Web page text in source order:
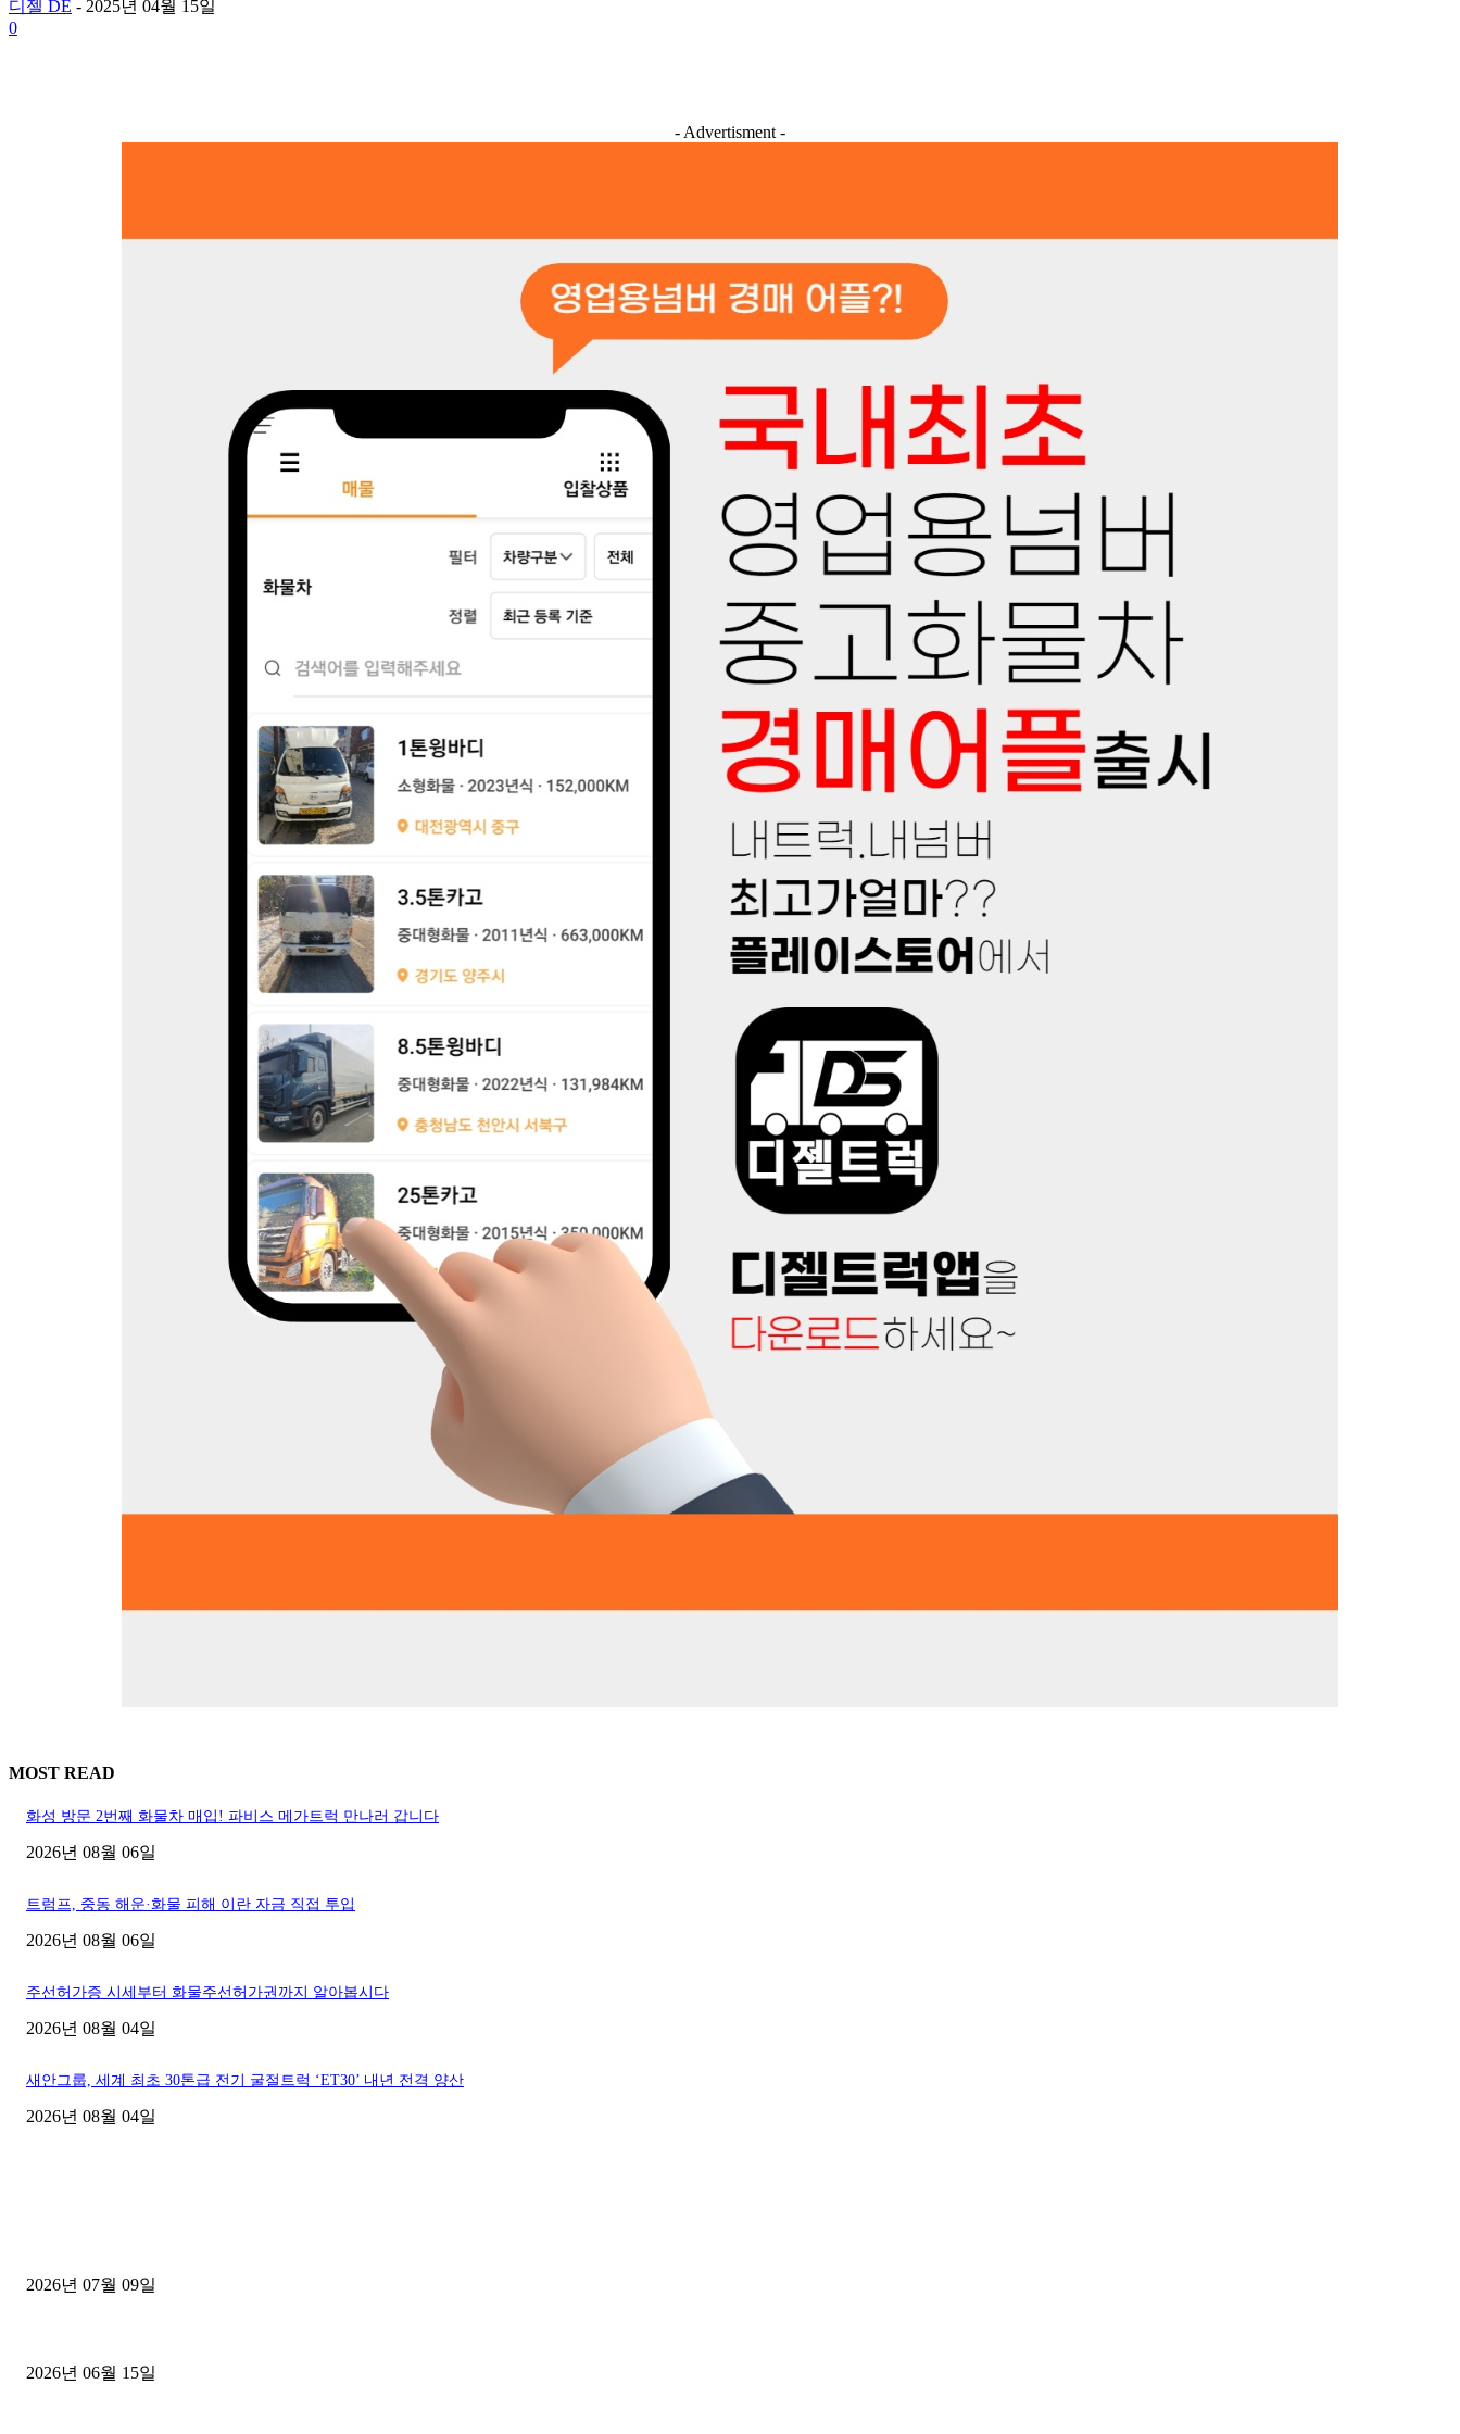
디젤 DE - 2025년 04월 15일
0
- Advertisment -
MOST READ
화성 방문 2번째 화물차 매입! 파비스 메가트럭 만나러 갑니다
2026년 08월 06일
트럼프, 중동 해운·화물 피해 이란 자금 직접 투입
2026년 08월 06일
주선허가증 시세부터 화물주선허가권까지 알아봅시다
2026년 08월 04일
새안그룹, 세계 최초 30톤급 전기 굴절트럭 ‘ET30’ 내년 전격 양산
2026년 08월 04일
2026년 07월 09일
2026년 06월 15일